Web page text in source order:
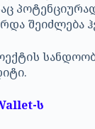
შეიძლება
ს